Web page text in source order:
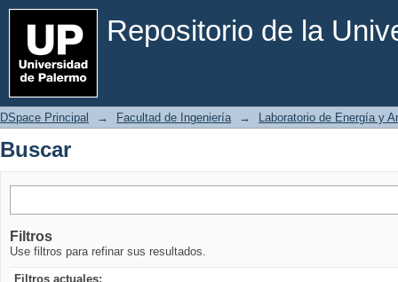
Repositorio de la
Buscar
DSpace Principal → Facultad de Ingeniería → Laboratorio de Energía y
Buscar
Filtros
Use filtros para refinar sus resultados.
Filtros actuales: